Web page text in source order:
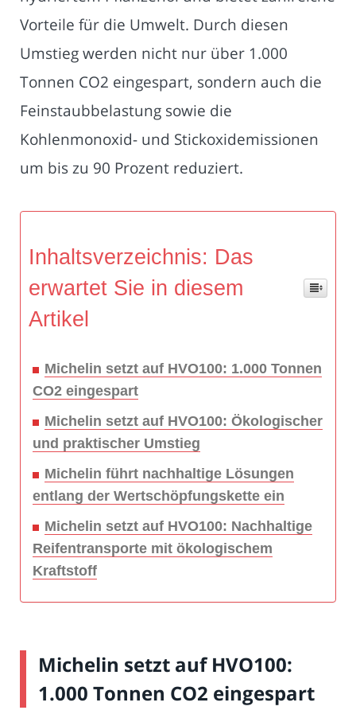
Vorteile für die Umwelt. Durch diesen
Umstieg werden nicht nur über 1.000
Tonnen CO2 eingespart, sondern auch die
Feinstaubbelastung sowie die
Kohlenmonoxid- und Stickoxidemissionen
um bis zu 90 Prozent reduziert.
Inhaltsverzeichnis: Das
erwartet Sie in diesem
Artikel
Michelin setzt auf HVO100: 1.000 Tonnen
CO2 eingespart
Michelin setzt auf HVO100: Ökologischer
und praktischer Umstieg
Michelin führt nachhaltige Lösungen
entlang der Wertschöpfungskette ein
Michelin setzt auf HVO100: Nachhaltige
Reifentransporte mit ökologischem
Kraftstoff
Michelin setzt auf HVO100:
1.000 Tonnen CO2 eingespart